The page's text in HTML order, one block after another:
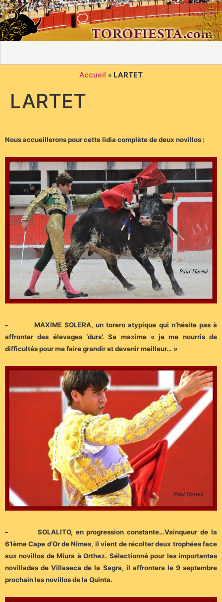
Accueil » LARTET
LARTET
Nous accueillerons pour cette lidia complète de deux novillos :
– MAXIME SOLERA, un torero atypique qui n’hésite pas à
affronter des élevages ‘durs’. Sa maxime « je me nourris de
difficultés pour me faire grandir et devenir meilleur… »
– SOLALITO, en progression constante…Vainqueur de la
61ème Cape d’Or de Nîmes, il vient de récolter deux trophées face
aux novillos de Miura à Orthez. Sélectionné pour les importantes
novilladas de Villaseca de la Sagra, il affrontera le 9 septembre
prochain les novillos de la Quinta.